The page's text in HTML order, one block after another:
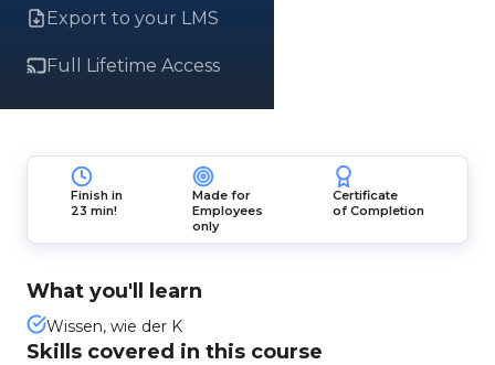
Export to your LMS
Full Lifetime Access
Finish in
23 min!
Made for
Employees
only
Certificate
of Completion
What you'll learn
Wissen, wie der K
Skills covered in this course